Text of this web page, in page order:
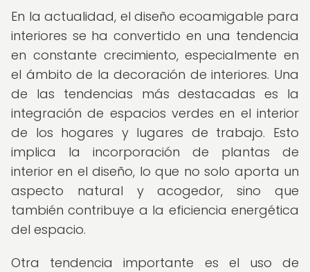
En la actualidad, el diseño ecoamigable para
interiores se ha convertido en una tendencia
en constante crecimiento, especialmente en
el ámbito de la decoración de interiores. Una
de las tendencias más destacadas es la
integración de espacios verdes en el interior
de los hogares y lugares de trabajo. Esto
implica la incorporación de plantas de
interior en el diseño, lo que no solo aporta un
aspecto natural y acogedor, sino que
también contribuye a la eficiencia energética
del espacio.
Otra tendencia importante es el uso de